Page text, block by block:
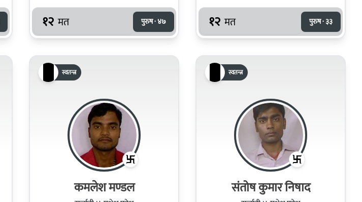
१२ मत पुरुष · ४७ १२ मत पुरुष · ३३
स्वतन्त्र
कमलेश मण्डल
स्वतन्त्र
संतोष कुमार निषाद